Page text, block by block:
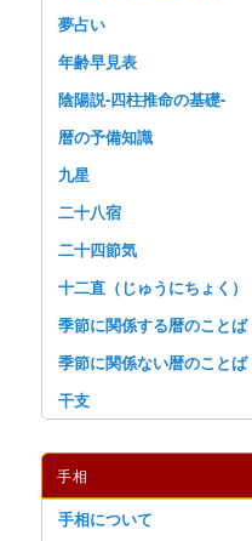
夢占い
年齢早見表
陰陽説-四柱推命の基礎-
暦の予備知識
九星
二十八宿
二十四節気
十二直（じゅうにちょく）
季節に関係する暦のことば
季節に関係ない暦のことば
干支
手相
手相について